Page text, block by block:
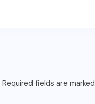
Required fields are marked